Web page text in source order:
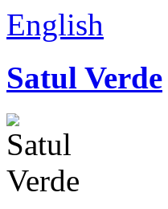
English
Satul Verde